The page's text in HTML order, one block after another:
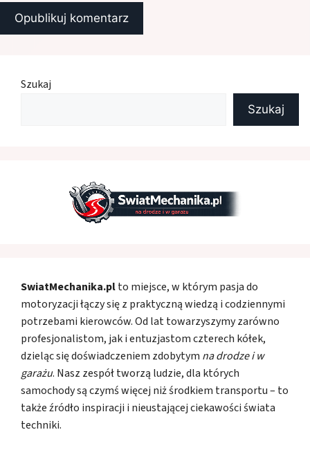
Szukaj
Szukaj
SwiatMechanika.plto miejsce, w którym pasja do
motoryzacji łączy się z praktyczną wiedzą i codziennymi
potrzebami kierowców. Od lat towarzyszymy zarówno
profesjonalistom, jak i entuzjastom czterech kółek,
dzieląc się doświadczeniem zdobytym na drodze i w
garażu. Nasz zespół tworzą ludzie, dla których
samochody są czymś więcej niż środkiem transportu – to
także źródło inspiracji i nieustającej ciekawości świata
techniki.